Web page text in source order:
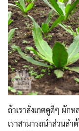
ถ้าเราสังเกตดูดีๆ ผัก
เราสามารถนำส่วนล